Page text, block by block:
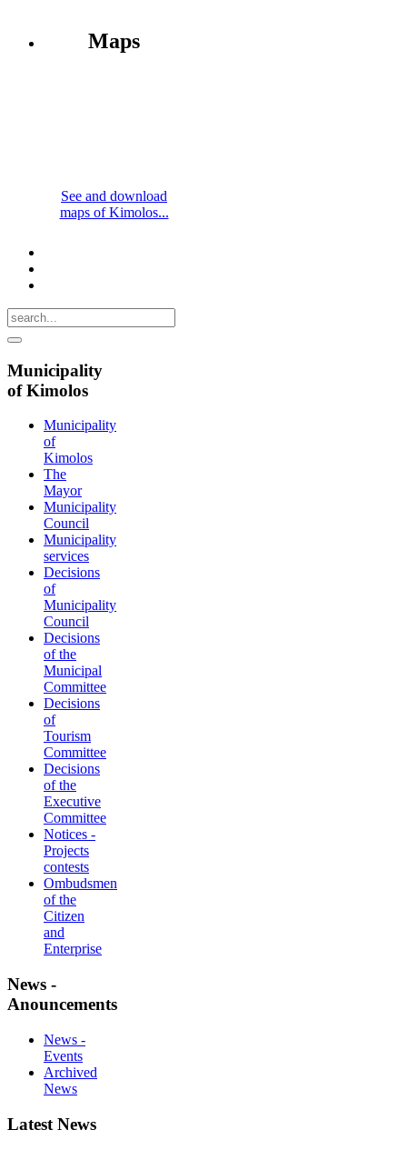
Maps
See and download
maps of Kimolos...
Municipality
of Kimolos
Municipality
of
Kimolos
The
Mayor
Municipality
Council
Municipality
services
Decisions
of
Municipality
Council
Decisions
of the
Municipal
Committee
Decisions
of
Tourism
Committee
Decisions
of the
Executive
Committee
Notices -
Projects
contests
Ombudsmen
of the
Citizen
and
Enterprise
News -
Anouncements
News -
Events
Archived
News
Latest News